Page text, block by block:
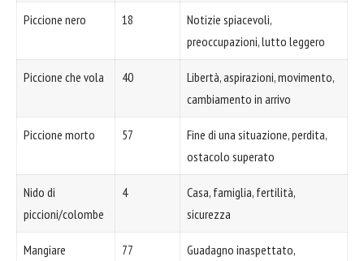
Piccione nero 18
Notizie spiacevoli,
preoccupazioni, lutto leggero
Piccione che vola 40
Libertà, aspirazioni, movimento,
cambiamento in arrivo
Piccione morto 57
Fine di una situazione, perdita,
ostacolo superato
Nido di
piccioni/colombe
4
Casa, famiglia, fertilità,
sicurezza
Mangiare
77
Guadagno inaspettato,